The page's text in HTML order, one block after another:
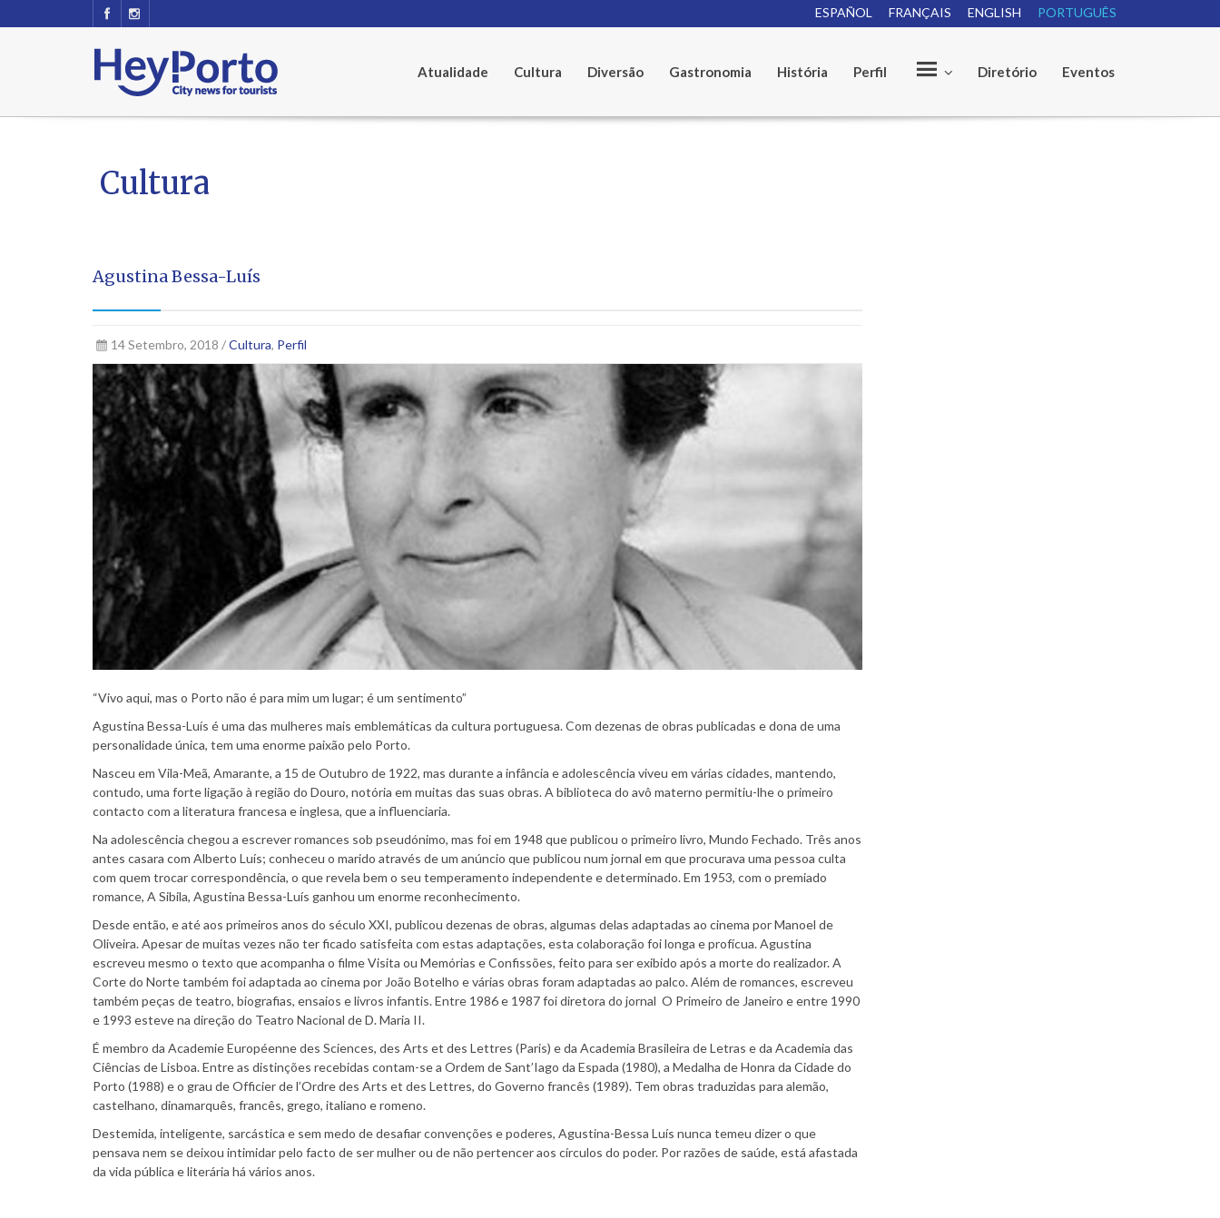
PORTUGUÊS
ENGLISH
FRANÇAIS
ESPAÑOL
Atualidade Cultura Diversão Gastronomia História Perfil e Diretório Eventos
Cultura
Agustina Bessa-Luís
14 Setembro, 2018 /Cultura, Perfil
“Vivo aqui, mas o Porto não é para mim um lugar; é um sentimento”
Agustina Bessa-Luís é uma das mulheres mais emblemáticas da cultura portuguesa. Com dezenas de obras publicadas e dona de uma
personalidade única, tem uma enorme paixão pelo Porto.
Nasceu em Vila-Meã, Amarante, a 15 de Outubro de 1922, mas durante a infância e adolescência viveu em várias cidades, mantendo,
contudo, uma forte ligação à região do Douro, notória em muitas das suas obras. A biblioteca do avô materno permitiu-lhe o primeiro
contacto com a literatura francesa e inglesa, que a influenciaria.
Na adolescência chegou a escrever romances sob pseudónimo, mas foi em 1948 que publicou o primeiro livro, Mundo Fechado. Três anos
antes casara com Alberto Luís; conheceu o marido através de um anúncio que publicou num jornal em que procurava uma pessoa culta
com quem trocar correspondência, o que revela bem o seu temperamento independente e determinado. Em 1953, com o premiado
romance, A Sibila, Agustina Bessa-Luís ganhou um enorme reconhecimento.
Desde então, e até aos primeiros anos do século XXI, publicou dezenas de obras, algumas delas adaptadas ao cinema por Manoel de
Oliveira. Apesar de muitas vezes não ter ficado satisfeita com estas adaptações, esta colaboração foi longa e profícua. Agustina
escreveu mesmo o texto que acompanha o filme Visita ou Memórias e Confissões, feito para ser exibido após a morte do realizador. A
Corte do Norte também foi adaptada ao cinema por João Botelho e várias obras foram adaptadas ao palco. Além de romances, escreveu
também peças de teatro, biografias, ensaios e livros infantis. Entre 1986 e 1987 foi diretora do jornal O Primeiro de Janeiro e entre 1990
e 1993 esteve na direção do Teatro Nacional de D. Maria II.
É membro da Academie Européenne des Sciences, des Arts et des Lettres (Paris) e da Academia Brasileira de Letras e da Academia das
Ciências de Lisboa. Entre as distinções recebidas contam-se a Ordem de Sant’Iago da Espada (1980), a Medalha de Honra da Cidade do
Porto (1988) e o grau de Officier de l’Ordre des Arts et des Lettres, do Governo francês (1989). Tem obras traduzidas para alemão,
castelhano, dinamarquês, francês, grego, italiano e romeno.
Destemida, inteligente, sarcástica e sem medo de desafiar convenções e poderes, Agustina-Bessa Luís nunca temeu dizer o que
pensava nem se deixou intimidar pelo facto de ser mulher ou de não pertencer aos círculos do poder. Por razões de saúde, está afastada
da vida pública e literária há vários anos.